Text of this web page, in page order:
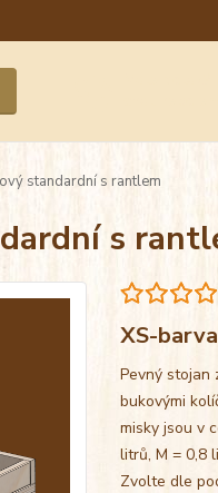
standardní s rantlem
s
XS-
Pevný stojan
bukovými
misky jsou v
litrů, M = 0,8
Zvolte dle